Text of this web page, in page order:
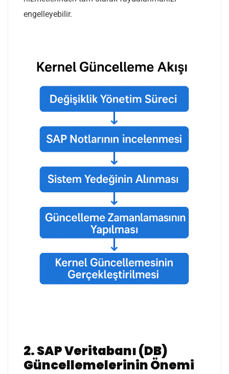
engelleyebilir.
2. SAP Veritabanı (DB)
Güncellemelerinin Önemi